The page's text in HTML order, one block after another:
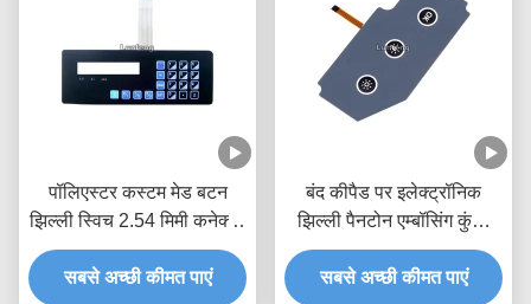
पॉलिएस्टर कस्टम मेड बटन
झिल्ली स्विच 2.54 मिमी कनेक्टर
के साथ
सबसे अच्छी कीमत पाएं
बंद कीपैड पर इलेक्ट्रॉनिक
झिल्ली पैनटोन एम्बॉसिंग कुंजी
स्विच करता है
सबसे अच्छी कीमत पाएं